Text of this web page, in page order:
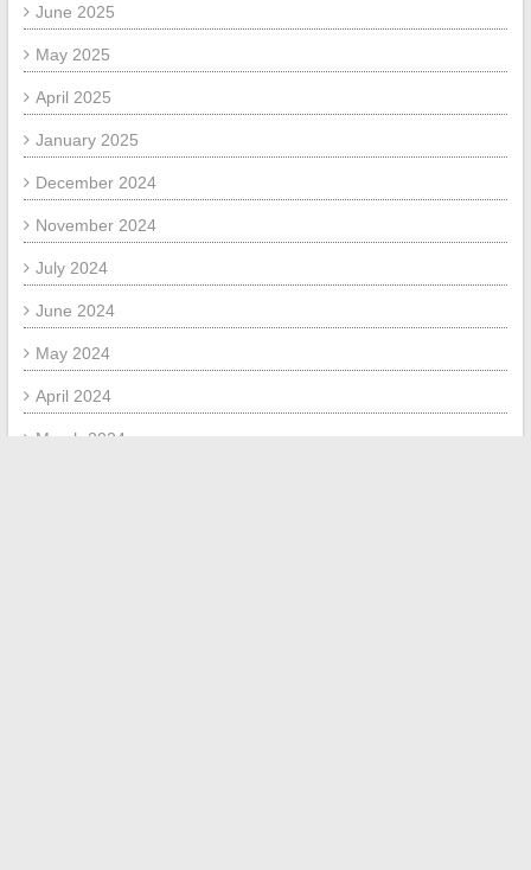
June 2025
May 2025
April 2025
January 2025
December 2024
November 2024
July 2024
June 2024
May 2024
April 2024
March 2024